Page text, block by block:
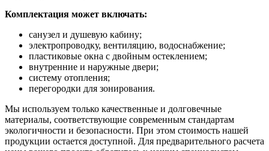
Комплектация может включать:
санузел и душевую кабину;
электропроводку, вентиляцию, водоснабжение;
пластиковые окна с двойным остеклением;
внутренние и наружные двери;
систему отопления;
перегородки для зонирования.
Мы используем только качественные и долговечные
материалы, соответствующие современным стандартам
экологичности и безопасности. При этом стоимость нашей
продукции остается доступной. Для предварительного расчета